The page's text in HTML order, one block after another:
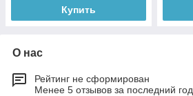
Купить
О нас
Рейтинг не сформирован
Менее 5 отзывов за последний год